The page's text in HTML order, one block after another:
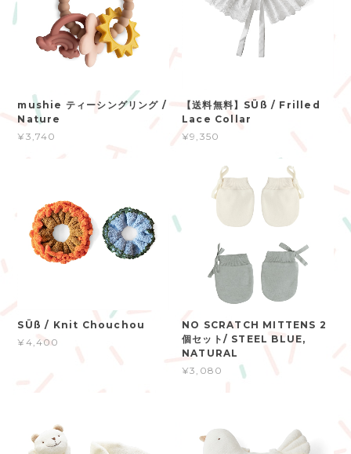
mushie ティーシングリング /
Nature
¥3,740
【送料無料】SÜß / Frilled
Lace Collar
¥9,350
SÜß / Knit Chouchou
¥4,400
NO SCRATCH MITTENS 2
個セット/ STEEL BLUE,
NATURAL
¥3,080